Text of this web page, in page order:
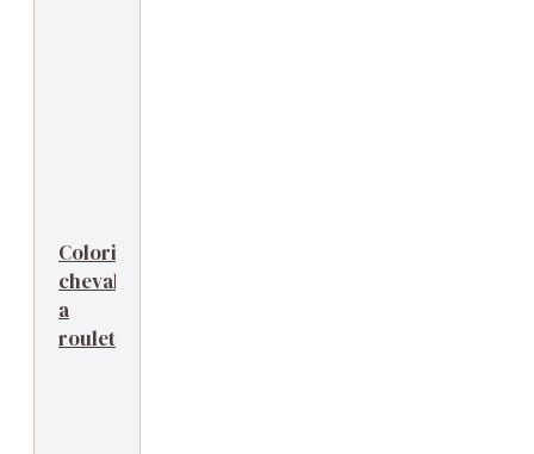
Coloriage
cheval
a
roulettes